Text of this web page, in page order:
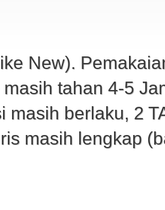
New).
masih tahan 4-5
masih berlaku, 2
masih lengkap